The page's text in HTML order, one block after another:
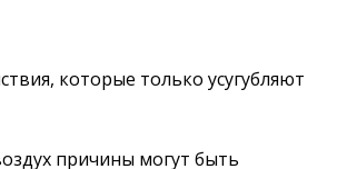
которые только усугубляют
причины могут быть